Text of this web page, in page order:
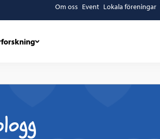
Om oss Event Lokala föreningar